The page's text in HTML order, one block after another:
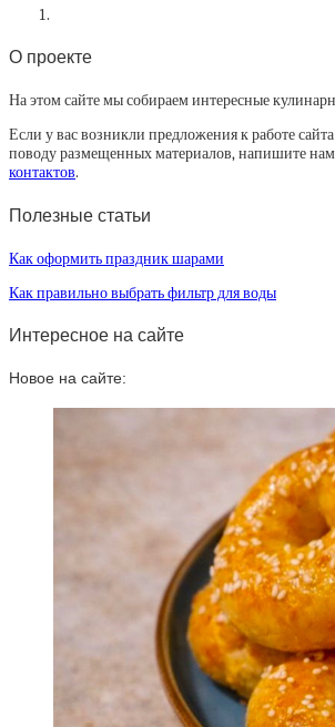
О проекте
На этом сайте мы собираем интересные
Если у вас возникли предложения к работе
поводу размещенных материалов, напишите нам
контактов.
Полезные статьи
Как оформить праздник шарами
Как правильно выбрать фильтр для воды
Интересное на сайте
Новое на сайте: